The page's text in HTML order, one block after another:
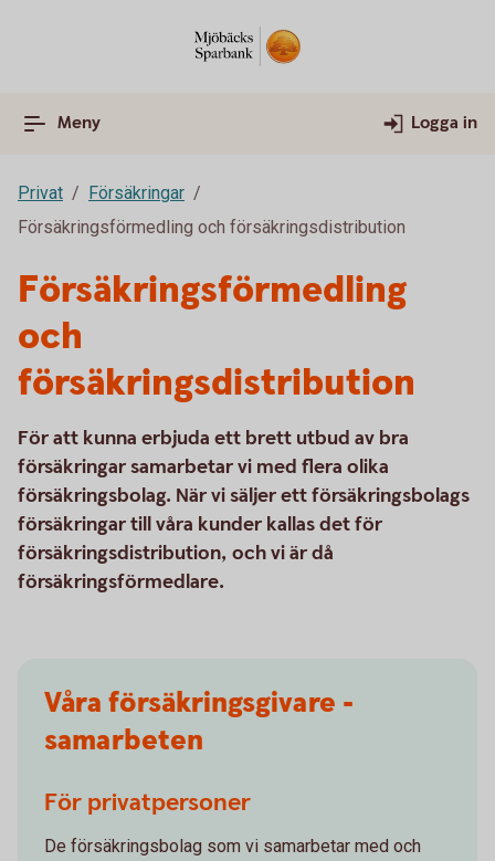
Meny Logga in
Privat
Försäkringar
Försäkringsförmedling och försäkringsdistribution
Försäkringsförmedling
och
försäkringsdistribution
För att kunna erbjuda ett brett utbud av bra
försäkringar samarbetar vi med flera olika
försäkringsbolag. När vi säljer ett försäkringsbolags
försäkringar till våra kunder kallas det för
försäkringsdistribution, och vi är då
försäkringsförmedlare.
Våra försäkringsgivare -
samarbeten
För privatpersoner
De försäkringsbolag som vi samarbetar med och